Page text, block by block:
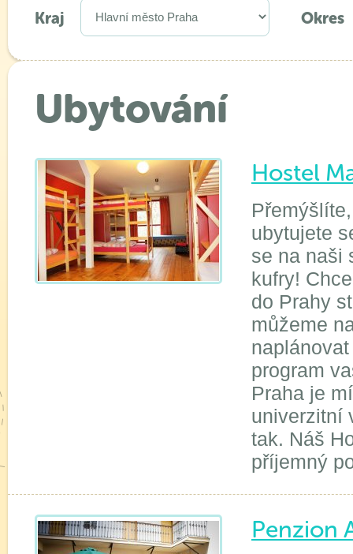
Kraj Okres
Ubytování
Hostel
ubytujete
se na naši
kufry!
do Prahy
můžeme
program
Praha je
univerzitní
tak. Náš
příjemný
Penzion